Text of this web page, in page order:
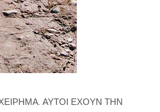
ΑΥΤΟΙ ΕΧΟΥΝ ΤΗΝ